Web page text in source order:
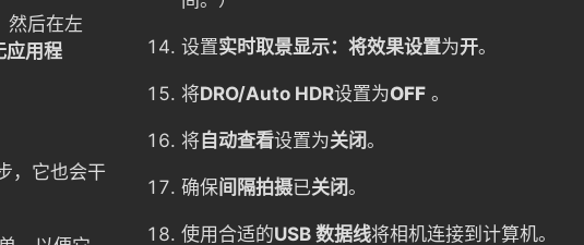
然后在左
应用程
，它也会干
设置实时取景显示：将效果设置为开。
将DRO/Auto HDR设置为OFF 。
将 自动查看设置为关闭。
确保间隔拍摄已关闭。
使用合适的USB 数据线将相机连接到计算机。